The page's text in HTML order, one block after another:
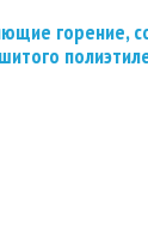
горение,